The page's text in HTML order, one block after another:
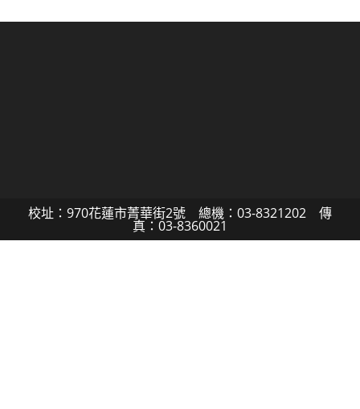
校址：970花蓮市菁華街2號 總機：03-8321202 傳
真：03-8360021